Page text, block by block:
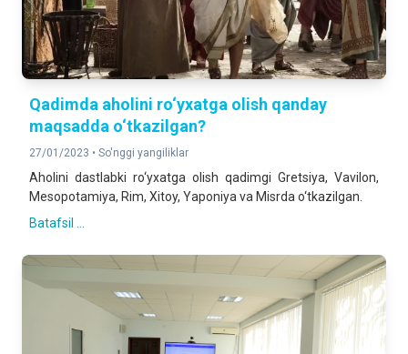
Qadimda aholini ro‘yxatga olish qanday
maqsadda o‘tkazilgan?
27/01/2023 • So'nggi yangiliklar
Aholini dastlabki ro‘yxatga olish qadimgi Gretsiya, Vavilon,
Mesopotamiya, Rim, Xitoy, Yaponiya va Misrda o‘tkazilgan.
Batafsil ...